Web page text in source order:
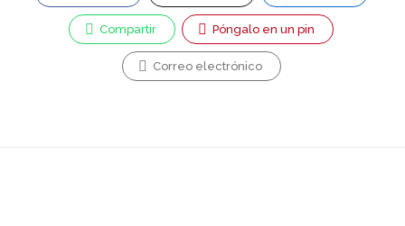
Compartir Póngalo en un pin
Correo electrónico